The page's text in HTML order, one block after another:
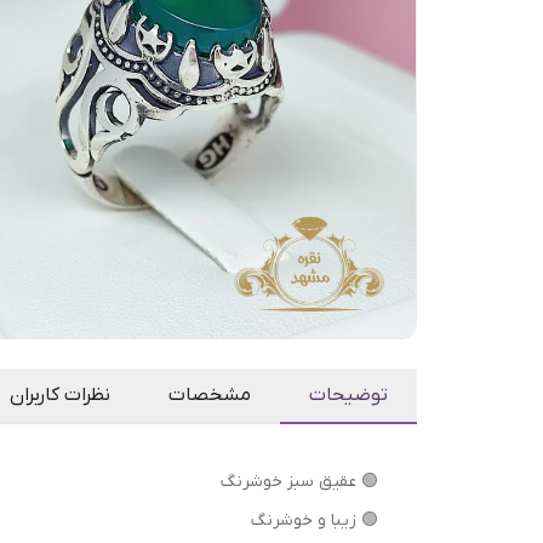
توضیحات مشخصات نظرات کاربران
🟢 عقیق سبز خوشرنگ
🟢 زیبا و خوشرنگ